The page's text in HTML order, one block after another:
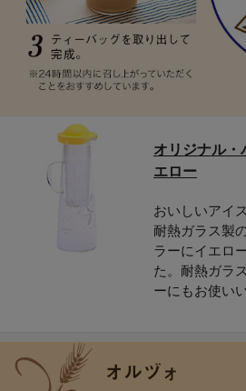
オリジナル・
エロー
おいしいアイ
耐熱ガラス製
ラーにイエロ
た。耐熱ガラ
ーにもお使い